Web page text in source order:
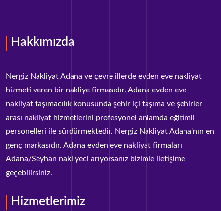
Hakkımızda
Nergiz Nakliyat Adana ve çevre illerde evden eve nakliyat
hizmeti veren bir nakliye firmasıdır. Adana evden eve
nakliyat taşımacılık konusunda şehir içi taşıma ve şehirler
arası nakliyat hizmetlerini profesyonel anlamda eğitimli
personelleri ile sürdürmektedir. Nergiz Nakliyat Adana'nın en
genç markasıdır. Adana evden eve nakliyat firmaları
Adana/Seyhan nakliyeci arıyorsanız bizimle iletişime
geçebilirsiniz.
Hizmetlerimiz